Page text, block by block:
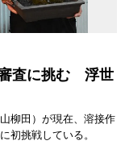
査に挑む 浮世
柳田）が現在、溶接作
初挑戦している。